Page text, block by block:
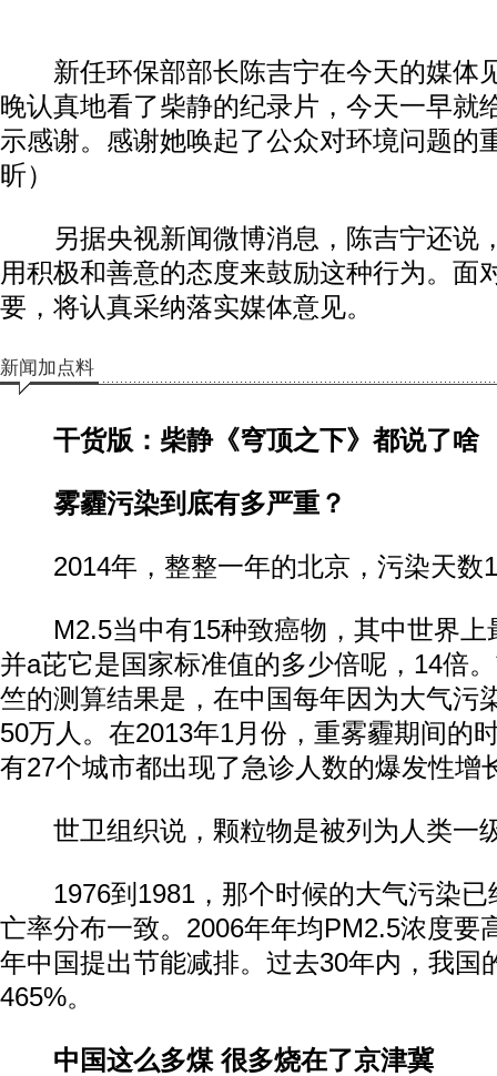
新任环保部部长陈吉宁在今天的媒体
晚认真地看了柴静的纪录片，今天一早就
示感谢。感谢她唤起了公众对环境问题的
昕）
另据央视新闻微博消息，陈吉宁还说
用积极和善意的态度来鼓励这种行为。面
要，将认真采纳落实媒体意见。
新闻加点料
干货版：柴静《穹顶之下》都说了啥
雾霾污染到底有多严重？
2014年，整整一年的北京，污染天数
M2.5当中有15种致癌物，其中世界上
并a芘它是国家标准值的多少倍呢，14倍
竺的测算结果是，在中国每年因为大气污
50万人。在2013年1月份，重雾霾期间的
有27个城市都出现了急诊人数的爆发性增
世卫组织说，颗粒物是被列为人类一
1976到1981，那个时候的大气污染已
亡率分布一致。2006年年均PM2.5浓度要
年中国提出节能减排。过去30年内，我国
465%。
中国这么多煤 很多烧在了京津冀